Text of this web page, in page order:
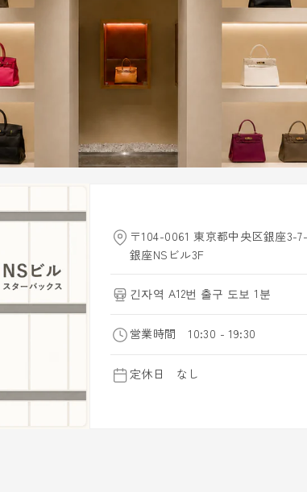
〒104-0061 東京都中央区銀座3-
銀座NSビル3F
긴자역 A12번 출구 도보 1분
営業時間 10:30 - 19:30
定休日 なし